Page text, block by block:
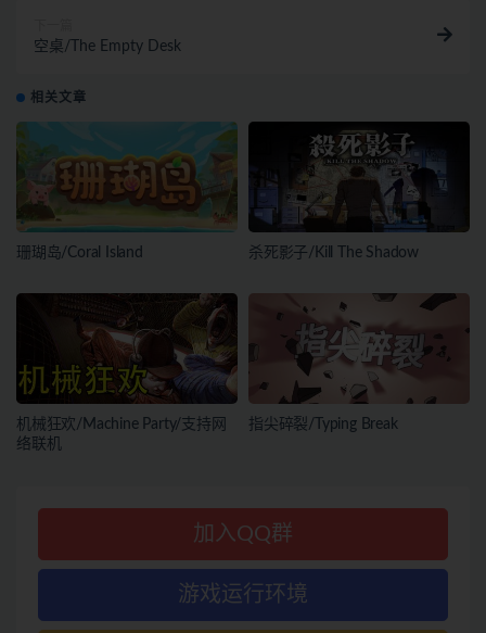
空桌/The Empty Desk
相关文章
珊瑚岛/Coral Island 杀死影子/Kill The Shadow
机械狂欢/Machine Party/支持网
络联机
指尖碎裂/Typing Break
加入QQ群
游戏运行环境